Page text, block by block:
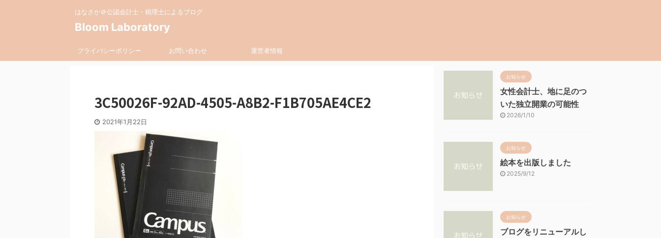
はなさか＠公認会計士・税理士によるブログ
Bloom Laboratory
プライバシーポリシー お問い合わせ 運営者情報
3C50026F-92AD-4505-A8B2-F1B705AE4CE2
2021年1月22日
お知らせ
女性会計士、地に足のつ
いた独立開業の可能性
2026/1/10
お知らせ
絵本を出版しました
2025/9/12
お知らせ
ブログをリニューアルし